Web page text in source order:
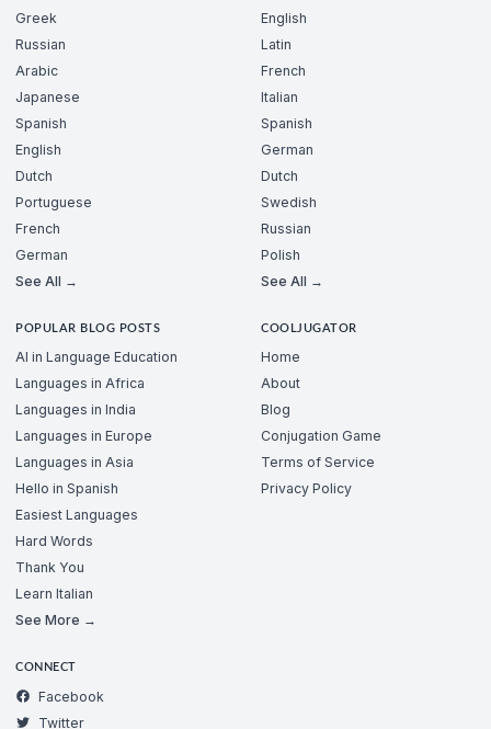
Greek
Russian
Arabic
Japanese
Spanish
English
Dutch
Portuguese
French
German
See All →
English
Latin
French
Italian
Spanish
German
Dutch
Swedish
Russian
Polish
See All →
POPULAR BLOG POSTS
AI in Language Education
Languages in Africa
Languages in India
Languages in Europe
Languages in Asia
Hello in Spanish
Easiest Languages
Hard Words
Thank You
Learn Italian
See More →
COOLJUGATOR
Home
About
Blog
Conjugation Game
Terms of Service
Privacy Policy
CONNECT
Facebook
Twitter